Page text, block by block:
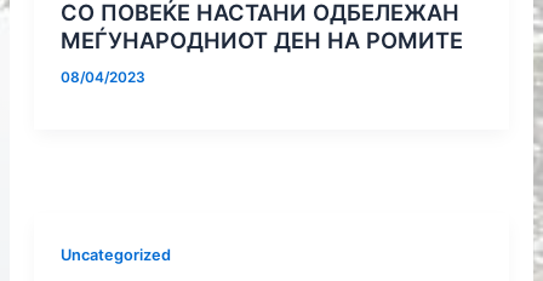
СО ПОВЕЌЕ НАСТАНИ ОДБЕЛЕЖАН
МЕЃУНАРОДНИОТ ДЕН НА РОМИТЕ
08/04/2023
Uncategorized